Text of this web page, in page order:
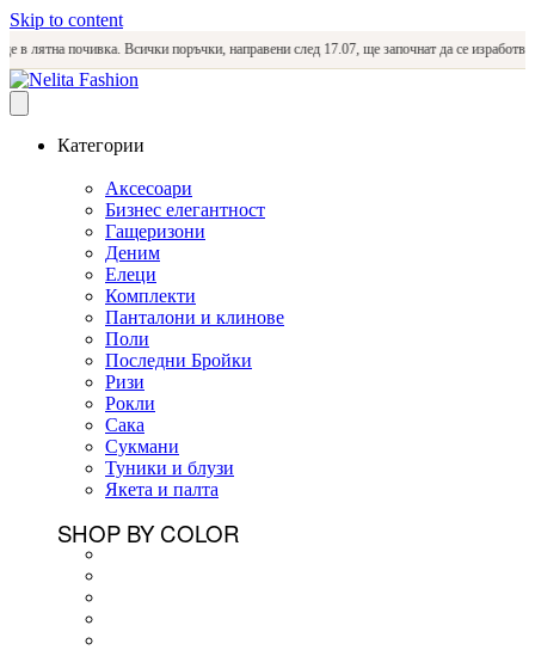
Skip to content
почивка. Всички поръчки, направени след 17.07, ще започнат да се изработват и
Категории
Аксесоари
Бизнес елегантност
Гащеризони
Деним
Елеци
Комплекти
Панталони и клинове
Поли
Последни Бройки
Ризи
Рокли
Сака
Сукмани
Туники и блузи
Якета и палта
SHOP BY COLOR